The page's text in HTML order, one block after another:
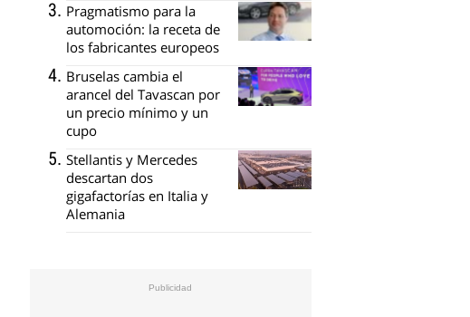
Pragmatismo para la
automoción: la receta de
los fabricantes europeos
Bruselas cambia el
arancel del Tavascan por
un precio mínimo y un
cupo
Stellantis y Mercedes
descartan dos
gigafactorías en Italia y
Alemania